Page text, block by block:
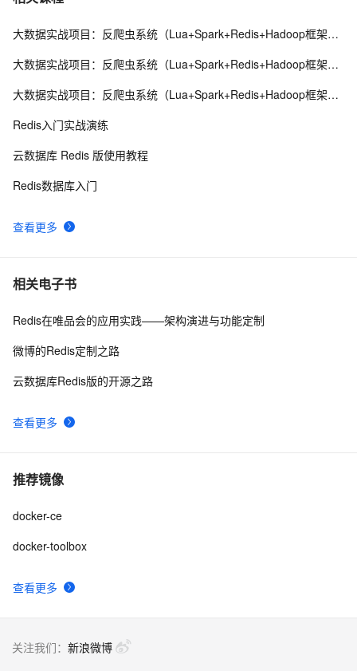
8 缓存工厂之Redis缓存 11
10Redis命令——字符串(String)
查看更多
大数据实战项目：反爬虫系统（Lua+Spark+Redis+Hadoop框架搭建）第一阶段
大数据实战项目：反爬虫系统（Lua+Spark+Redis+Hadoop框架搭建）第二阶段
大数据实战项目：反爬虫系统（Lua+Spark+Redis+Hadoop框架搭建）第四阶段
Redis入门实战演练
云数据库 Redis 版使用教程
Redis数据库入门
相关电子书
查看更多
Redis在唯品会的应用实践——架构演进与功能定制
微博的Redis定制之路
云数据库Redis版的开源之路
推荐镜像
查看更多
docker-ce
docker-toolbox
关注我们： 新浪微博